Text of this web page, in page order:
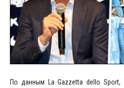
По данным La Gazzetta dello Sport,